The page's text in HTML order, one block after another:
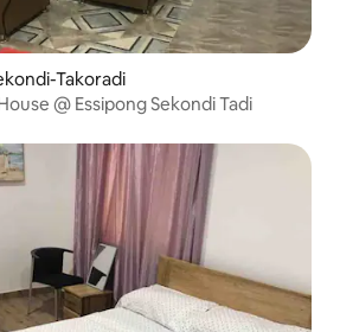
Takoradi
@ Essipong Sekondi Tadi